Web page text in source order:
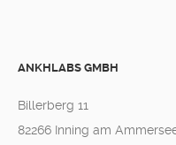
ANKHLABS GMBH
Billerberg 11
82266 Inning am